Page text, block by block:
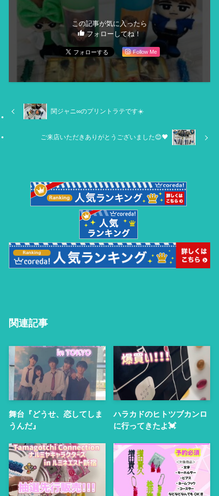
この記事が気に入ったら
フォローしてね！
Follow Me
関ジャニ∞のプリントラテです☀️
ご来店いただきありがとうございました😊🖤
関連記事
舞台『どうせ、恋してしま
うんだ』
ハラカドのヒトツブカンロ
に行ってきたよ💓